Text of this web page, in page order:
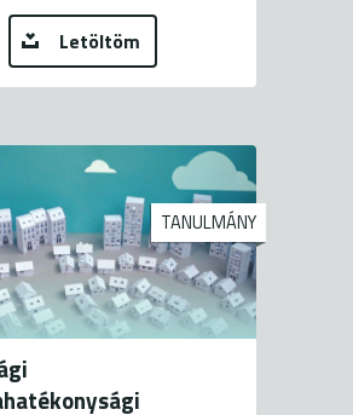
Letöltöm
TANULMÁNY